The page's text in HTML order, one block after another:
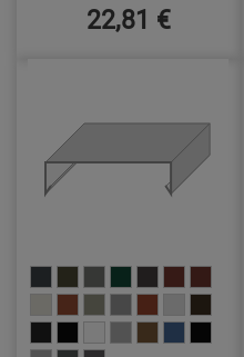
22,81 €